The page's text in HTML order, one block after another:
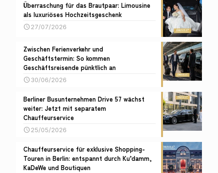
Überraschung für das Brautpaar: Limousine
als luxuriöses Hochzeitsgeschenk
27/07/2026
Zwischen Ferienverkehr und
Geschäftstermin: So kommen
Geschäftsreisende pünktlich an
30/06/2026
Berliner Busunternehmen Drive 57 wächst
weiter: Jetzt mit separatem
Chauffeurservice
25/05/2026
Chauffeurservice für exklusive Shopping-
Touren in Berlin: entspannt durch Ku’damm,
KaDeWe und Boutiquen